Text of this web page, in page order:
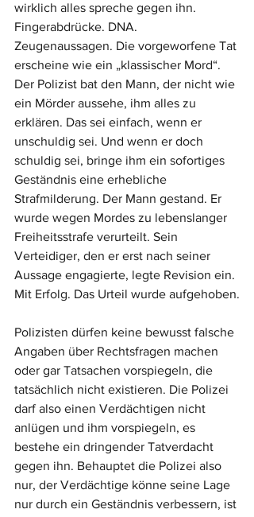
wirklich alles spreche gegen ihn.
Fingerabdrücke. DNA.
Zeugenaussagen. Die vorgeworfene Tat
erscheine wie ein „klassischer Mord“.
Der Polizist bat den Mann, der nicht wie
ein Mörder aussehe, ihm alles zu
erklären. Das sei einfach, wenn er
unschuldig sei. Und wenn er doch
schuldig sei, bringe ihm ein sofortiges
Geständnis eine erhebliche
Strafmilderung. Der Mann gestand. Er
wurde wegen Mordes zu lebenslanger
Freiheitsstrafe verurteilt. Sein
Verteidiger, den er erst nach seiner
Aussage engagierte, legte Revision ein.
Mit Erfolg. Das Urteil wurde aufgehoben.
Polizisten dürfen keine bewusst falsche
Angaben über Rechtsfragen machen
oder gar Tatsachen vorspiegeln, die
tatsächlich nicht existieren. Die Polizei
darf also einen Verdächtigen nicht
anlügen und ihm vorspiegeln, es
bestehe ein dringender Tatverdacht
gegen ihn. Behauptet die Polizei also
nur, der Verdächtige könne seine Lage
nur durch ein Geständnis verbessern, ist